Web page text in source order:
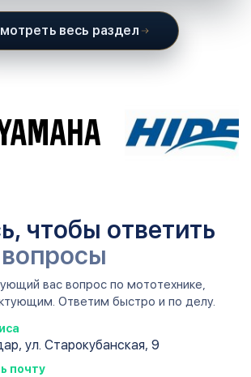
весь раздел
чтобы ответить
вас вопрос по мототехнике,
Ответим быстро и по делу.
ул. Старокубанская, 9
почту